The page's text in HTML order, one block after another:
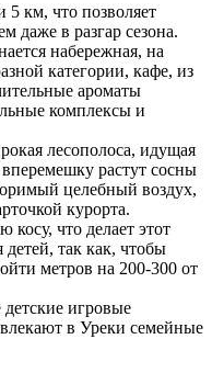
5 км, что позволяет
даже в разгар сезона.
набережная, на
категории, кафе, из
ароматы
комплексы и
лесополоса, идущая
растут сосны
целебный воздух,
курорта.
что делает этот
так как, чтобы
метров на 200-300 от
игровые
в Уреки семейные